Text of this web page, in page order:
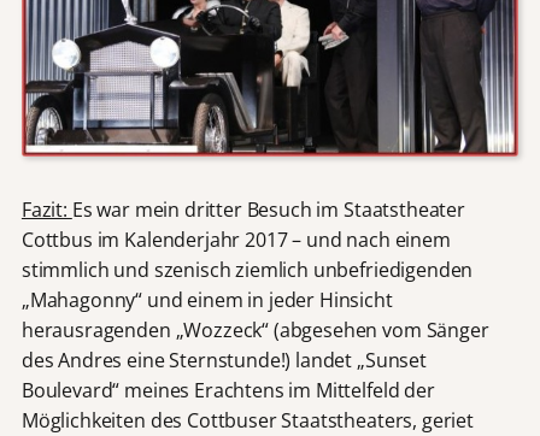
Fazit: Es war mein dritter Besuch im Staatstheater
Cottbus im Kalenderjahr 2017 – und nach einem
stimmlich und szenisch ziemlich unbefriedigenden
„Mahagonny“ und einem in jeder Hinsicht
herausragenden „Wozzeck“ (abgesehen vom Sänger
des Andres eine Sternstunde!) landet „Sunset
Boulevard“ meines Erachtens im Mittelfeld der
Möglichkeiten des Cottbuser Staatstheaters, geriet